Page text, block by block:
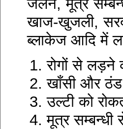
जलन, मूत्र
खाज-खुजली,
ब्लाकेज आदि में
रोगों से लड़ने
खाँसी और ठंड
उल्टी को
मूत्र सम्बन्धी